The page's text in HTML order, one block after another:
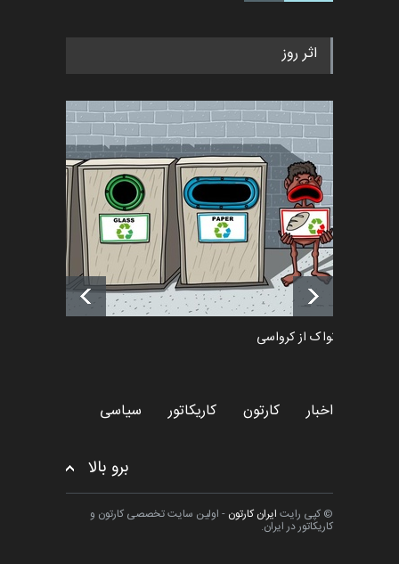
فراخوان رویداد کارگاهی کارتون و
اخبار 6 ماه قبل
تسلیت به همکار | سهراب خیری
اخبار 6 ماه قبل
آغاز دوره‌های تخصصی فصل
تابستان 1405 خانه کاریکات…
اخبار حدود یک ماه قبل
اثر روز
دمیر نواک از کرواسی
اخبار کارتون کاریکاتور سیاسی
برو بالا
© کپی رایت ایران کارتون - اولین سایت تخصصی کارتون و
کاریکاتور در ایران.